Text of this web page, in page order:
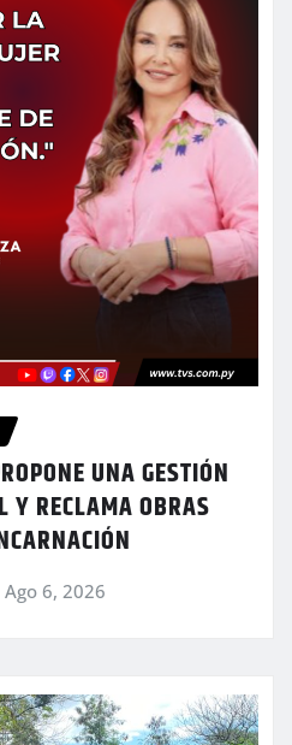
UNA GESTIÓN
Y RECLAMA OBRAS
Ago 6, 2026